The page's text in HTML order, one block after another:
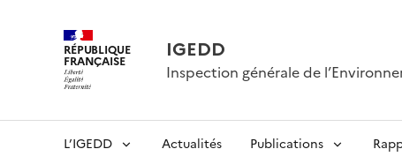
RÉPUBLIQUE
FRANÇAISE IGEDD
Inspection générale de
L’IGEDD Actualités Publications